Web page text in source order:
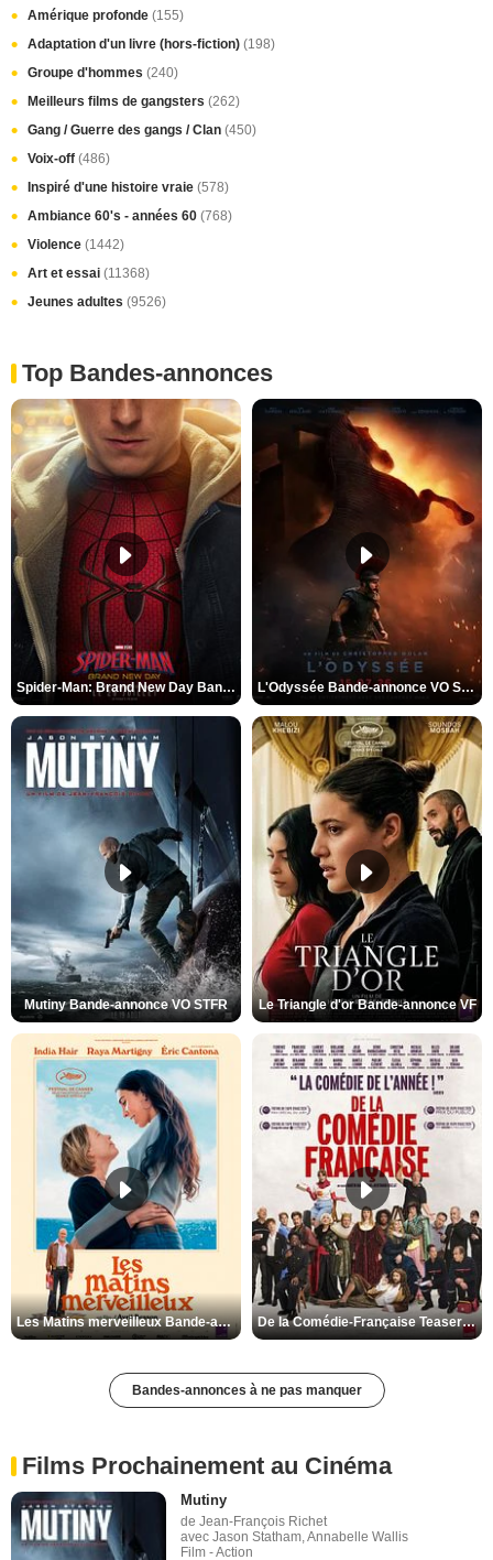
Amérique profonde (155)
Adaptation d'un livre (hors-fiction) (198)
Groupe d'hommes (240)
Meilleurs films de gangsters (262)
Gang / Guerre des gangs / Clan (450)
Voix-off (486)
Inspiré d'une histoire vraie (578)
Ambiance 60's - années 60 (768)
Violence (1442)
Art et essai (11368)
Jeunes adultes (9526)
Top Bandes-annonces
Spider-Man: Brand New Day Bande-annonce VO STFR L'Odyssée Bande-annonce VO STFR
Mutiny Bande-annonce VO STFR Le Triangle d'or Bande-annonce VF
Les Matins merveilleux Bande-annonce VF De la Comédie-Française Teaser VF
Bandes-annonces à ne pas manquer
Films Prochainement au Cinéma
Mutiny
de Jean-François Richet
avec Jason Statham, Annabelle Wallis
Film - Action